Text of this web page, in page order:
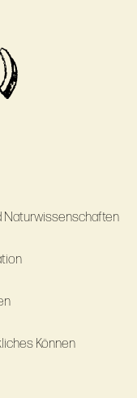
Naturwissenschaften
Können